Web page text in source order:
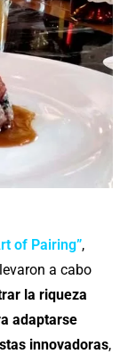
of Pairing”,
a cabo
la riqueza
adaptarse
innovadoras,